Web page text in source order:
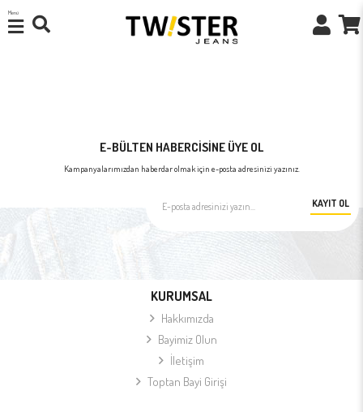
Menü
E-BÜLTEN HABERCİSİNE ÜYE OL
Kampanyalarımızdan haberdar olmak için e-posta adresinizi yazınız.
KAYIT OL
KURUMSAL
Hakkımızda
Bayimiz Olun
İletişim
Toptan Bayi Girişi